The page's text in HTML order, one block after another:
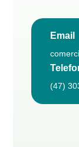
Email
(47)